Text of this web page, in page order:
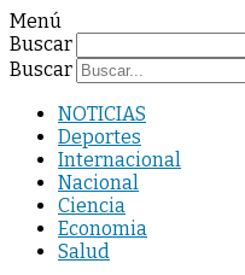
Menú
Buscar
Buscar
NOTICIAS
Deportes
Internacional
Nacional
Ciencia
Economia
Salud